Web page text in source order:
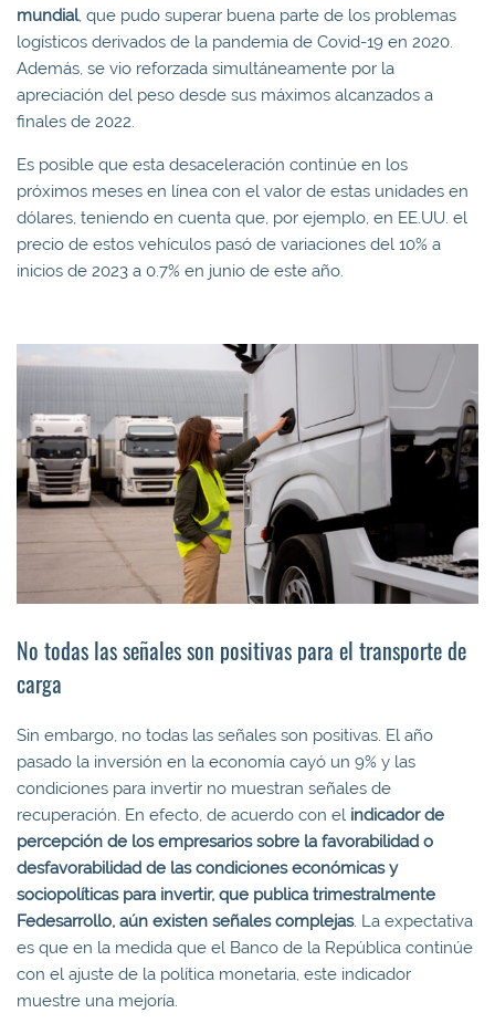
mundial, que pudo superar buena parte de los problemas
logísticos derivados de la pandemia de Covid-19 en 2020.
Además, se vio reforzada simultáneamente por la
apreciación del peso desde sus máximos alcanzados a
finales de 2022.
Es posible que esta desaceleración continúe en los
próximos meses en línea con el valor de estas unidades en
dólares, teniendo en cuenta que, por ejemplo, en EE.UU. el
precio de estos vehículos pasó de variaciones del 10% a
inicios de 2023 a 0.7% en junio de este año.
No todas las señales son positivas para el transporte de
carga
Sin embargo, no todas las señales son positivas. El año
pasado la inversión en la economía cayó un 9% y las
condiciones para invertir no muestran señales de
recuperación. En efecto, de acuerdo con el indicador de
percepción de los empresarios sobre la favorabilidad o
desfavorabilidad de las condiciones económicas y
sociopolíticas para invertir, que publica trimestralmente
Fedesarrollo, aún existen señales complejas. La expectativa
es que en la medida que el Banco de la República continúe
con el ajuste de la política monetaria, este indicador
muestre una mejoría.